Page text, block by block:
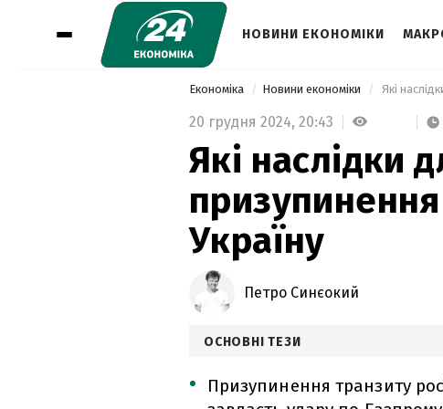
НОВИНИ ЕКОНОМІКИ
Економіка Новини економіки Які
20 грудня 2024, 20:43
Які наслідки
Україну
Петро Синєокий
ОСНОВНІ ТЕЗИ
Призупинення транзиту